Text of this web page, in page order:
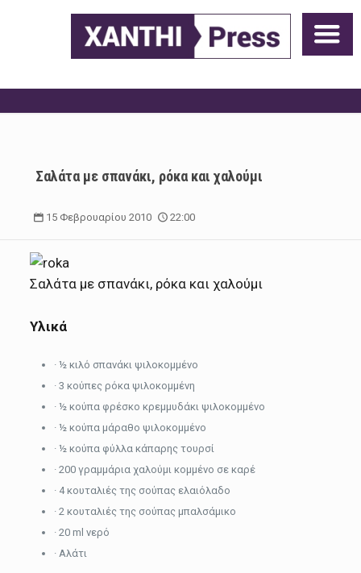
Σαλάτα με σπανάκι, ρόκα και χαλούμι
15 Φεβρουαρίου 2010 22:00
Σαλάτα με σπανάκι, ρόκα και χαλούμι
Υλικά
· ½ κιλό σπανάκι ψιλοκομμένο
· 3 κούπες ρόκα ψιλοκομμένη
· ½ κούπα φρέσκο κρεμμυδάκι ψιλοκομμένο
· ½ κούπα μάραθο ψιλοκομμένο
· ½ κούπα φύλλα κάπαρης τουρσί
·200 γραμμάρια χαλούμι κομμένο σε καρέ
· 4 κουταλιές της σούπας ελαιόλαδο
· 2 κουταλιές της σούπας μπαλσάμικο
· 20 ml νερό
· Αλάτι